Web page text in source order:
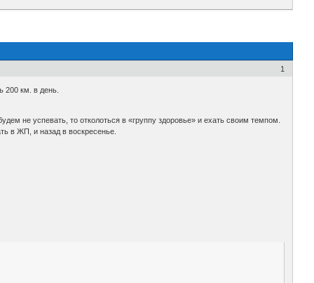
1
200 км. в день.
не успевать, то отколоться в «группу здоровье» и ехать своим темпом.
в ЖП, и назад в воскресенье.